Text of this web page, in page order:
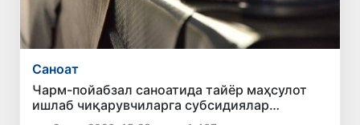
Саноат
Чарм-пойабзал саноатида тайёр маҳсулот
ишлаб чиқарувчиларга субсидиялар
берилади